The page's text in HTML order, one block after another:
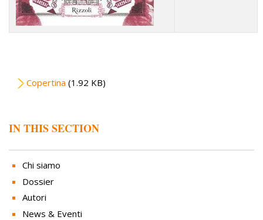
IN THIS SECTION
Chi siamo
Dossier
Autori
News & Eventi
File
Copertina (1.92 KB)